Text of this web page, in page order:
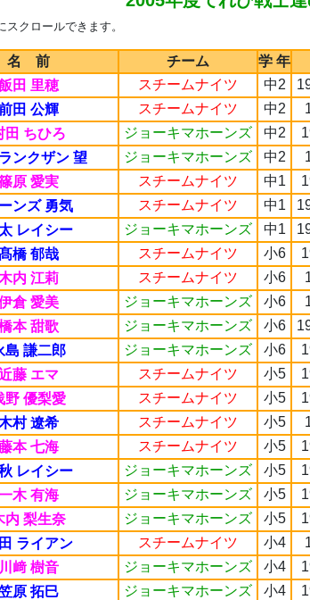
クロールできます。
名 前 チーム 学 年
田 里穂
スチームナイツ 中2
田 公輝
スチームナイツ 中2
田 ちひろ
ジョーキマホーンズ 中2
ランクザン 望
ジョーキマホーンズ 中2
原 愛実
スチームナイツ 中1
ンズ 勇気
スチームナイツ 中1
レイシー
ジョーキマホーンズ 中1
橋 郁哉
スチームナイツ 小6
内 江莉
スチームナイツ 小6
倉 愛美
ジョーキマホーンズ 小6
本 甜歌
ジョーキマホーンズ 小6
島 謙二郎
ジョーキマホーンズ 小6
藤 エマ
スチームナイツ 小5
野 優梨愛
スチームナイツ 小5
村 遼希
スチームナイツ 小5
本 七海
スチームナイツ 小5
レイシー
ジョーキマホーンズ 小5
木 有海
ジョーキマホーンズ 小5
内 梨生奈
ジョーキマホーンズ 小5
ライアン
スチームナイツ 小4
川﨑 樹音
ジョーキマホーンズ 小4
原 拓巳
ジョーキマホーンズ 小4